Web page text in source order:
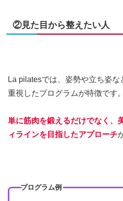
②見た目から整えたい人
La pilatesでは、姿勢や立ち姿
重視したプログラムが特徴です。
単に筋肉を鍛えるだけでなく、
ィラインを目指したアプローチ
プログラム例